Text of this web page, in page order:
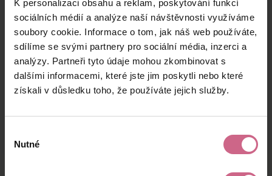
K personalizaci obsahu a reklam, poskytování funkcí
sociálních médií a analýze naší návštěvnosti využíváme
soubory cookie. Informace o tom, jak náš web používáte,
sdílíme se svými partnery pro sociální média, inzerci a
analýzy. Partneři tyto údaje mohou zkombinovat s
dalšími informacemi, které jste jim poskytli nebo které
získali v důsledku toho, že používáte jejich služby.
souhlasu
Nutné
J****
S****
29. 7. 2024
18:09:58
N****
1 500 Kč
29. 7. 2024
18:09:10
165 Kč
J****
Š****
1 000 Kč
29. 7. 2024
18:04:00
110 Kč
keyboard_arrow_left keyboard_arrow_right